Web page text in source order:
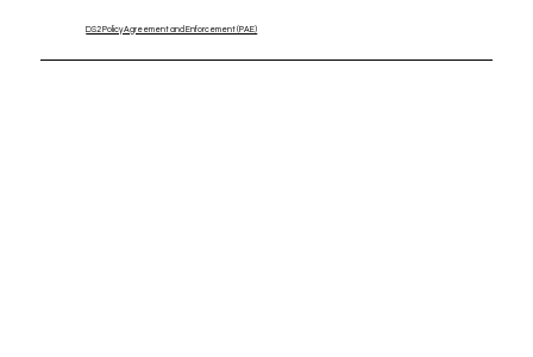
DS2 Policy Agreement and Enforcement (PAE)